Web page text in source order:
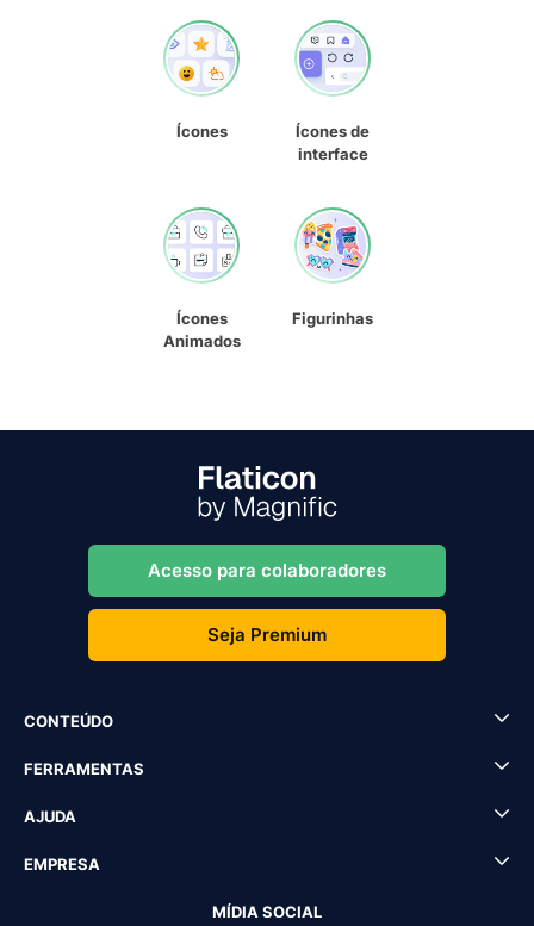
Ícones
Ícones de
interface
Ícones
Animados
Figurinhas
Acesso para colaboradores
Seja Premium
CONTEÚDO
FERRAMENTAS
AJUDA
EMPRESA
MÍDIA SOCIAL